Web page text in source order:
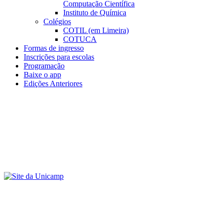
Computação Científica
Instituto de Química
Colégios
COTIL (em Limeira)
COTUCA
Formas de ingresso
Inscrições para escolas
Programação
Baixe o app
Edições Anteriores